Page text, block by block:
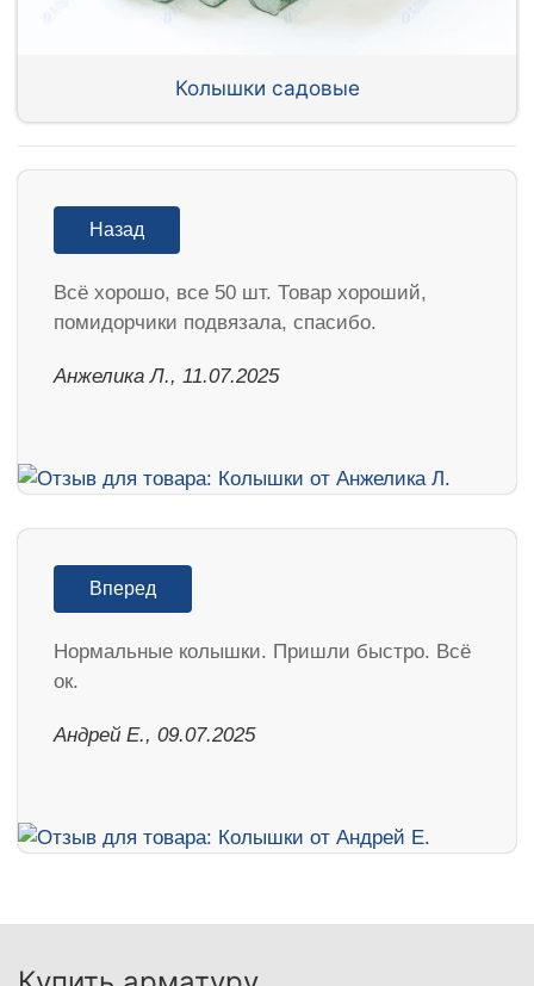
Колышки садовые
Назад
Всё хорошо, все 50 шт. Товар хороший,
помидорчики подвязала, спасибо.
Анжелика Л., 11.07.2025
Вперед
Нормальные колышки. Пришли быстро. Всё
ок.
Андрей Е., 09.07.2025